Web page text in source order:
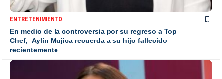
ENTRETENIMIENTO
En medio de la controversia por su regreso a Top
Chef, Aylín Mujica recuerda a su hijo fallecido
recientemente